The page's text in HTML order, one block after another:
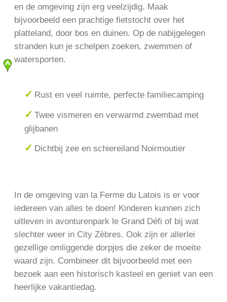
en de omgeving zijn erg veelzijdig. Maak
bijvoorbeeld een prachtige fietstocht over het
platteland, door bos en duinen. Op de nabijgelegen
stranden kun je schelpen zoeken, zwemmen of
watersporten.
Rust en veel ruimte, perfecte familiecamping
Twee vismeren en verwarmd zwembad met
glijbanen
Dichtbij zee en schiereiland Noirmoutier
In de omgeving van la Ferme du Latois is er voor
iedereen van alles te doen! Kinderen kunnen zich
uitleven in avonturenpark le Grand Défi of bij wat
slechter weer in City Zèbres. Ook zijn er allerlei
gezellige omliggende dorpjes die zeker de moeite
waard zijn. Combineer dit bijvoorbeeld met een
bezoek aan een historisch kasteel en geniet van een
heerlijke vakantiedag.